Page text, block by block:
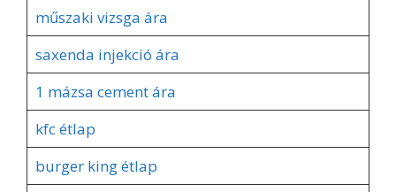
műszaki vizsga ára
saxenda injekció ára
1 mázsa cement ára
kfc étlap
burger king étlap